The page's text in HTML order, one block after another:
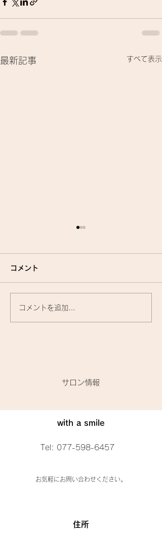
最新記事 すべて表示
『洗いながさないトリー
コメント
コメントを追加…
​サロン情報
with a smile
Tel: 077-598-6457
お気軽にお問い合わせください。
​住所